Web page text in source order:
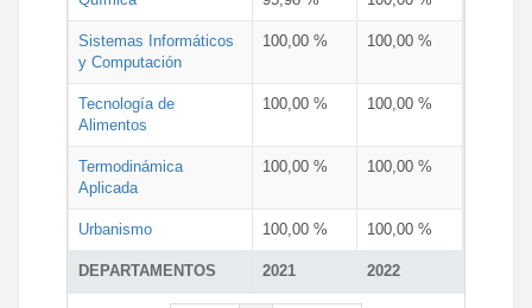
DEPARTAMENTOS 2021 2022
Sistemas Informáticos
y Computación
100,00 % 100,00 %
Tecnología de
Alimentos
100,00 % 100,00 %
Termodinámica
Aplicada
100,00 % 100,00 %
Urbanismo 100,00 % 100,00 %